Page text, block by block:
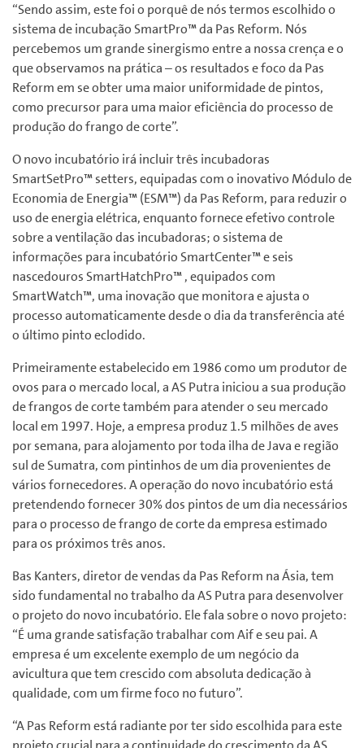
“Sendo assim, este foi o porquê de nós termos escolhido o
sistema de incubação SmartPro™ da Pas Reform. Nós
percebemos um grande sinergismo entre a nossa crença e o
que observamos na prática – os resultados e foco da Pas
Reform em se obter uma maior uniformidade de pintos,
como precursor para uma maior eficiência do processo de
produção do frango de corte”.
O novo incubatório irá incluir três incubadoras
SmartSetPro™ setters, equipadas com o inovativo Módulo de
Economia de Energia™ (ESM™) da Pas Reform, para reduzir o
uso de energia elétrica, enquanto fornece efetivo controle
sobre a ventilação das incubadoras; o sistema de
informações para incubatório SmartCenter™ e seis
nascedouros SmartHatchPro™ , equipados com
SmartWatch™, uma inovação que monitora e ajusta o
processo automaticamente desde o dia da transferência até
o último pinto eclodido.
Primeiramente estabelecido em 1986 como um produtor de
ovos para o mercado local, a AS Putra iniciou a sua produção
de frangos de corte também para atender o seu mercado
local em 1997. Hoje, a empresa produz 1.5 milhões de aves
por semana, para alojamento por toda ilha de Java e região
sul de Sumatra, com pintinhos de um dia provenientes de
vários fornecedores. A operação do novo incubatório está
pretendendo fornecer 30% dos pintos de um dia necessários
para o processo de frango de corte da empresa estimado
para os próximos três anos.
Bas Kanters, diretor de vendas da Pas Reform na Ásia, tem
sido fundamental no trabalho da AS Putra para desenvolver
o projeto do novo incubatório. Ele fala sobre o novo projeto:
“É uma grande satisfação trabalhar com Aif e seu pai. A
empresa é um excelente exemplo de um negócio da
avicultura que tem crescido com absoluta dedicação à
qualidade, com um firme foco no futuro”.
“A Pas Reform está radiante por ter sido escolhida para este